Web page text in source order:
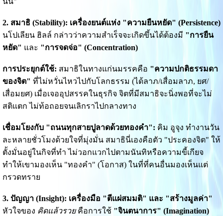
2. สมาธิ (Stability): เครื่องยนต์แห่ง "ความยืนหยัด" (Persistence)
นโปเลียน ฮิลล์ กล่าวว่าความสำเร็จจะเกิดขึ้นได้ต้องมี "การยืน
หยัด" และ "การจดจ่อ" (Concentration)
การประยุกต์ใช้: สมาธิในทางแก่นมรรคคือ "ความปกติธรรมดา
ของจิต" ที่ไม่หวั่นไหวไปกับโลกธรรม (ได้ลาภ/เสื่อมลาภ, ยศ/
เสื่อมยศ) เมื่อเจออุปสรรคในธุรกิจ จิตที่มีสมาธิจะนิ่งพอที่จะไม่
สติแตก ไม่ท้อถอยจนเลิกราไปกลางทาง
เชื่อมโยงกับ "ถนนทุกสายปูลาดด้วยทองคำ": คิม อูจุง ทำงานวัน
ละหลายชั่วโมงด้วยใจที่มุ่งมั่น สมาธินี่เองคือตัว "ประคองจิต" ให้
ตั้งมั่นอยู่ในกิจที่ทำ ไม่วอกแวกไปตามนันทิหรือความขี้เกียจ
ทำให้เขามองเห็น "ทองคำ" (โอกาส) ในที่ที่คนอื่นมองเห็นแต่
กรวดทราย
3. ปัญญา (Insight): เครื่องมือ "ตีแผ่สมมติ" และ "สร้างมูลค่า"
หัวใจของ คิดแล้วรวยคือการใช้ "จินตนาการ" (Imagination)